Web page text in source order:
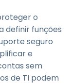
o
definir funções
seguro
e
sem
de TI podem